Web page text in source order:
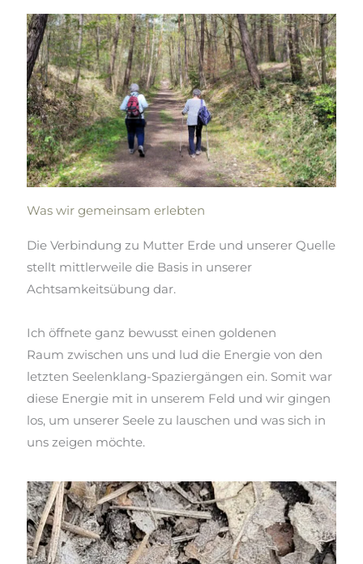
Was wir gemeinsam erlebten
Die Verbindung zu Mutter Erde und unserer Quelle
stellt mittlerweile die Basis in unserer
Achtsamkeitsübung dar.
Ich öffnete ganz bewusst einen goldenen
Raum zwischen uns und lud die Energie von den
letzten Seelenklang-Spaziergängen ein. Somit war
diese Energie mit in unserem Feld und wir gingen
los, um unserer Seele zu lauschen und was sich in
uns zeigen möchte.